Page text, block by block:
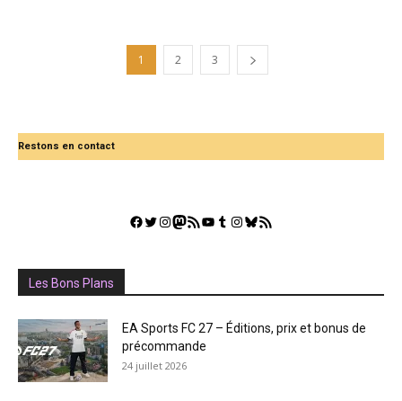
1 2 3
Restons en contact
Facebook
Twitter
Instagram
Mastodon
Flux RSSYouTube
Tumblr
Instagram
Bluesky
GestGame
Les Bons Plans
EA Sports FC 27 – Éditions, prix et bonus de
précommande
24 juillet 2026